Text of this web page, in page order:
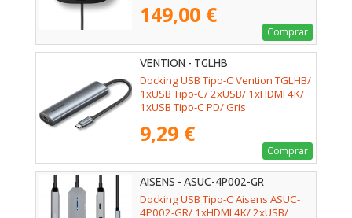
149,00 €
Comprar
VENTION - TGLHB
Docking USB Tipo-C Vention TGLHB/
1xUSB Tipo-C/ 2xUSB/ 1xHDMI 4K/
1xUSB Tipo-C PD/ Gris
9,29 €
Comprar
AISENS - ASUC-4P002-GR
Docking USB Tipo-C Aisens ASUC-
4P002-GR/ 1xHDMI 4K/ 2xUSB/